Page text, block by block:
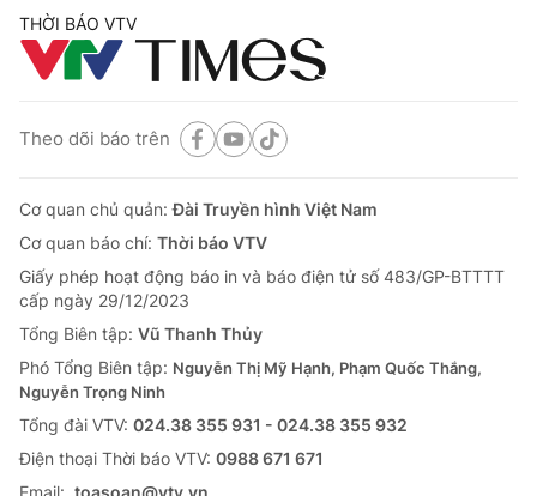
THỜI BÁO VTV
Theo dõi báo trên
Cơ quan chủ quản:Đài Truyền hình Việt Nam
Cơ quan báo chí: Thời báo VTV
Giấy phép hoạt động báo in và báo điện tử số 483/GP-BTTTT
cấp ngày 29/12/2023
Tổng Biên tập: Vũ Thanh Thủy
Phó Tổng Biên tập: Nguyễn Thị Mỹ Hạnh, Phạm Quốc Thắng,
Nguyễn Trọng Ninh
Tổng đài VTV: 024.38 355 931 - 024.38 355 932
Ðiện thoại Thời báo VTV: 0988 671 671
Email: toasoan@vtv.vn